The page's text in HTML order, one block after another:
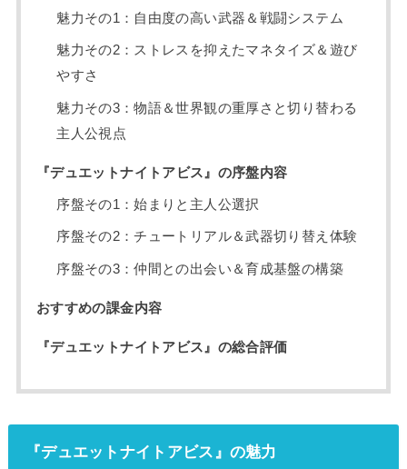
魅力その1：自由度の高い武器＆戦闘システム
魅力その2：ストレスを抑えたマネタイズ＆遊び
やすさ
魅力その3：物語＆世界観の重厚さと切り替わる
主人公視点
『デュエットナイトアビス』の序盤内容
序盤その1：始まりと主人公選択
序盤その2：チュートリアル＆武器切り替え体験
序盤その3：仲間との出会い＆育成基盤の構築
おすすめの課金内容
『デュエットナイトアビス』の総合評価
『デュエットナイトアビス』の魅力